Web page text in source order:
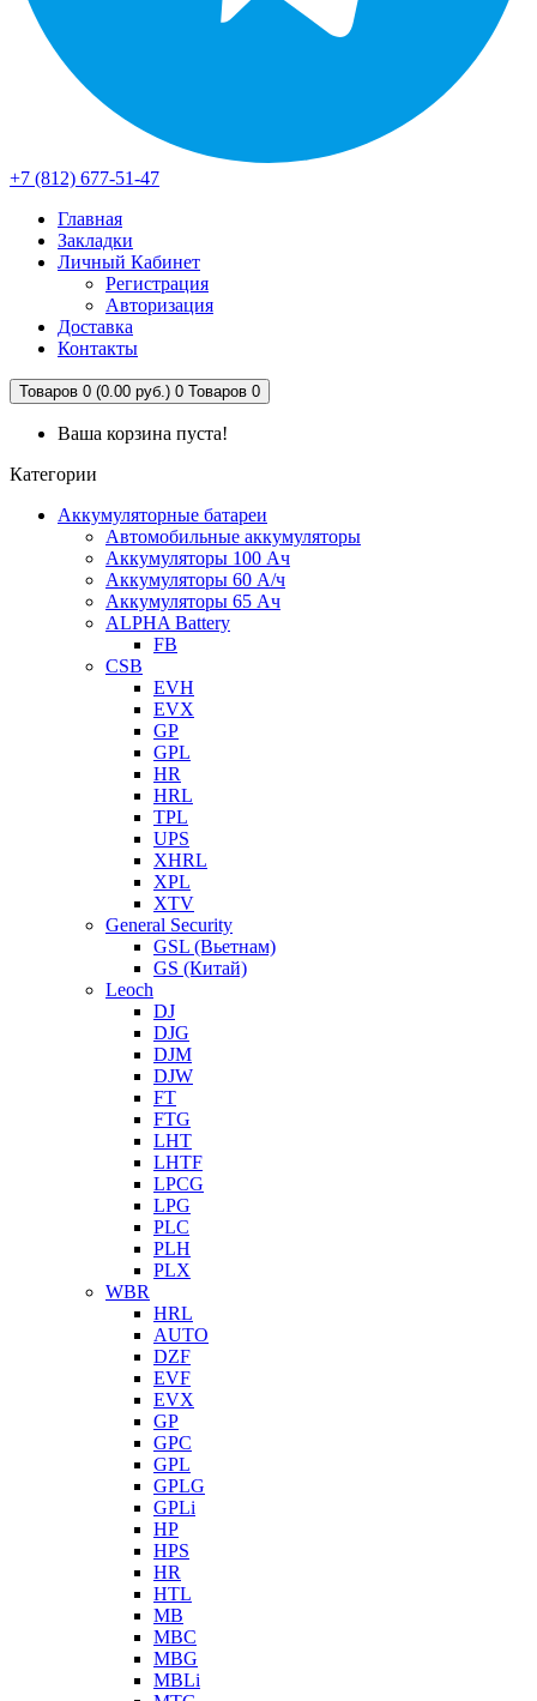
+7 (812) 677-51-47
Главная
Закладки
Личный Кабинет
Регистрация
Авторизация
Доставка
Контакты
Товаров 0 (0.00 руб.) 0 Товаров 0
Ваша корзина пуста!
Категории
Аккумуляторные батареи
Автомобильные аккумуляторы
Аккумуляторы 100 Ач
Аккумуляторы 60 А/ч
Аккумуляторы 65 Ач
ALPHA Battery
FB
CSB
EVH
EVX
GP
GPL
HR
HRL
TPL
UPS
XHRL
XPL
XTV
General Security
GSL (Вьетнам)
GS (Китай)
Leoch
DJ
DJG
DJM
DJW
FT
FTG
LHT
LHTF
LPCG
LPG
PLC
PLH
PLX
WBR
HRL
AUTO
DZF
EVF
EVX
GP
GPC
GPL
GPLG
GPLi
HP
HPS
HR
HTL
MB
MBC
MBG
MBLi